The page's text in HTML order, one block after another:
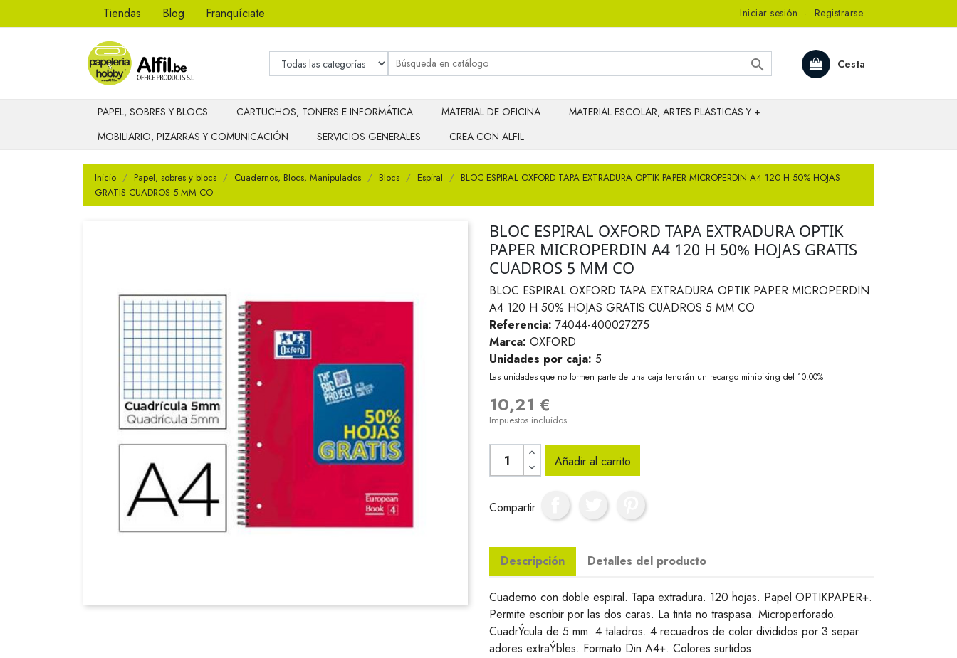
Tiendas Blog Franquíciate Iniciar sesión · Registrarse
Cesta

PAPEL, SOBRES Y BLOCS CARTUCHOS, TONERS E INFORMÁTICA MATERIAL DE OFICINA
MATERIAL ESCOLAR, ARTES PLASTICAS Y +
MOBILIARIO, PIZARRAS Y COMUNICACIÓN
SERVICIOS GENERALES CREA CON ALFIL
Inicio Papel, sobres y blocs Cuadernos, Blocs, Manipulados Blocs Espiral
BLOC ESPIRAL OXFORD TAPA EXTRADURA OPTIK PAPER MICROPERDIN A4 120 H 50% HOJAS
GRATIS CUADROS 5 MM CO
BLOC ESPIRAL OXFORD TAPA EXTRADURA OPTIK
PAPER MICROPERDIN A4 120 H 50% HOJAS GRATIS
CUADROS 5 MM CO
BLOC ESPIRAL OXFORD TAPA EXTRADURA OPTIK PAPER MICROPERDIN
A4 120 H 50% HOJAS GRATIS CUADROS 5 MM CO
Referencia: 74044-400027275
Marca: OXFORD
Unidades por caja: 5
Las unidades que no formen parte de una caja tendrán un recargo minipiking del 10.00%
10,21 €
Impuestos incluidos
Añadir al carrito
Compartir
Descripción Detalles del producto
Cuaderno con doble espiral. Tapa extradura. 120 hojas. Papel OPTIKPAPER+.
Permite escribir por las dos caras. La tinta no traspasa. Microperforado.
CuadrÝcula de 5 mm. 4 taladros. 4 recuadros de color divididos por 3 separ
adores extraÝbles. Formato Din A4+. Colores surtidos.